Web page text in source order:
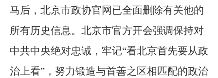
马后，北京市政协官网已全面删除有关他的
所有历史信息。北京市官方开会强调保持对
中共中央绝对忠诚，牢记“看北京首先要从政
治上看”，努力锻造与首善之区相匹配的政治